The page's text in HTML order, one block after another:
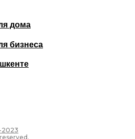
2023
дома
бизнеса